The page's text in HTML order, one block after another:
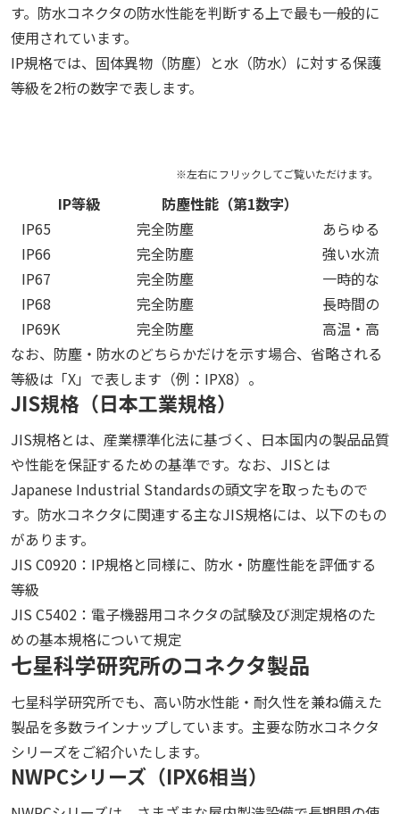
す。防水コネクタの防水性能を判断する上で最も一般的に
使用されています。
IP規格では、固体異物（防塵）と水（防水）に対する保護
等級を2桁の数字で表します。
IP等級
防塵性能（第1数字）
IP65
完全防塵
あらゆる
IP66
完全防塵
強い水流に
IP67
完全防塵
一時的な
IP68
完全防塵
長時間の水
IP69K
完全防塵
高温・高圧
なお、防塵・防水のどちらかだけを示す場合、省略される
等級は「X」で表します（例：IPX8）。
JIS規格（日本工業規格）
JIS規格とは、産業標準化法に基づく、日本国内の製品品質
や性能を保証するための基準です。なお、JISとは
Japanese Industrial Standardsの頭文字を取ったもので
す。防水コネクタに関連する主なJIS規格には、以下のもの
があります。
JIS C0920：IP規格と同様に、防水・防塵性能を評価する
等級
JIS C5402：電子機器用コネクタの試験及び測定規格のた
めの基本規格について規定
七星科学研究所のコネクタ製品
七星科学研究所でも、高い防水性能・耐久性を兼ね備えた
製品を多数ラインナップしています。主要な防水コネクタ
シリーズをご紹介いたします。
NWPCシリーズ（IPX6相当）